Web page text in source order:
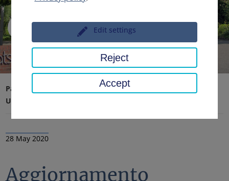
Sucheingabe
Pagina iniziale
Ufficio distrettuale, distretto
Ultime notizie
28 May 2020
Aggiornamento
Edit settings
Reject
Accept